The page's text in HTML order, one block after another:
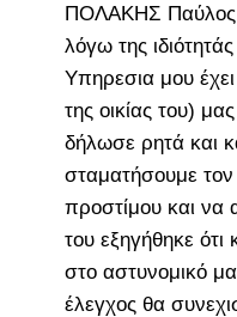
ΠΟΛΑΚΗΣ Παύλος
λόγω της
Υπηρεσια μου
της οικίας του)
δήλωσε ρητά και
σταματήσουμε τον
προστίμου και
του εξηγήθηκε ότι
στο αστυνομικό
έλεγχος θα